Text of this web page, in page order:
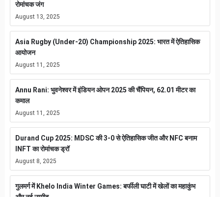
रोमांचक जंग
August 13, 2025
Asia Rugby (Under-20) Championship 2025: भारत में ऐतिहासिक
आयोजन
August 11, 2025
Annu Rani: भुवनेश्वर में इंडियन ओपन 2025 की चैंपियन, 62.01 मीटर का
कमाल
August 11, 2025
Durand Cup 2025: MDSC की 3-0 से ऐतिहासिक जीत और NFC बनाम
INFT का रोमांचक ड्रॉ
August 8, 2025
गुलमर्ग में Khelo India Winter Games: बर्फीली घाटी में खेलों का महाकुंभ